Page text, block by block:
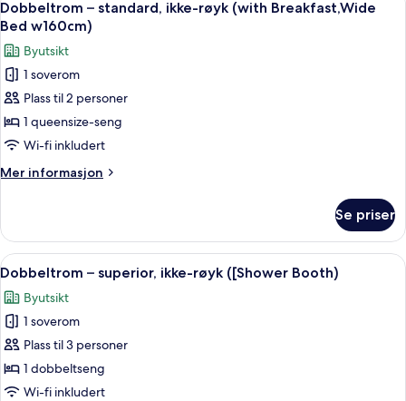
ikke-
røyk
Bed
w160cm)
alle
bildene
av
Dobbeltrom
–
standard,
ikke-
røyk
(with
Bed
w160cm)
5
Dobbeltrom – standard, ikke-røyk (with Breakfast,Wide
Bed w160cm)
Byutsikt
1 soverom
Plass til 2 personer
1 queensize-seng
Wi-fi inkludert
Mer informasjon
Mer
–
standard,
ikke-
(with
Breakfast,Wide
Bed
w160cm)
Se priser
Åpne
alle
bildene
av
Dobbeltrom
–
superior,
Sengetøy av topp kvalitet, safe på
5
Dobbeltrom – superior, ikke-røyk ([Shower Booth)
Byutsikt
1 soverom
Plass til 3 personer
1 dobbeltseng
Wi-fi inkludert